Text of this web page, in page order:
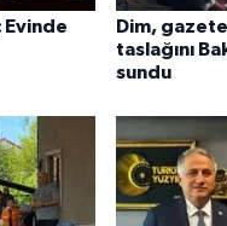
Evinde
Dim,
taslağını
sundu